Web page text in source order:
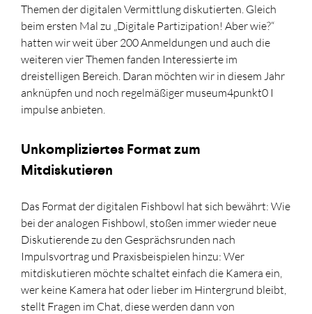
Themen der digitalen Vermittlung diskutierten. Gleich
beim ersten Mal zu „Digitale Partizipation! Aber wie?“
hatten wir weit über 200 Anmeldungen und auch die
weiteren vier Themen fanden Interessierte im
dreistelligen Bereich. Daran möchten wir in diesem Jahr
anknüpfen und noch regelmäßiger museum4punkt0 I
impulse anbieten.
Unkompliziertes Format zum
Mitdiskutieren
Das Format der digitalen Fishbowl hat sich bewährt: Wie
bei der analogen Fishbowl, stoßen immer wieder neue
Diskutierende zu den Gesprächsrunden nach
Impulsvortrag und Praxisbeispielen hinzu: Wer
mitdiskutieren möchte schaltet einfach die Kamera ein,
wer keine Kamera hat oder lieber im Hintergrund bleibt,
stellt Fragen im Chat, diese werden dann von